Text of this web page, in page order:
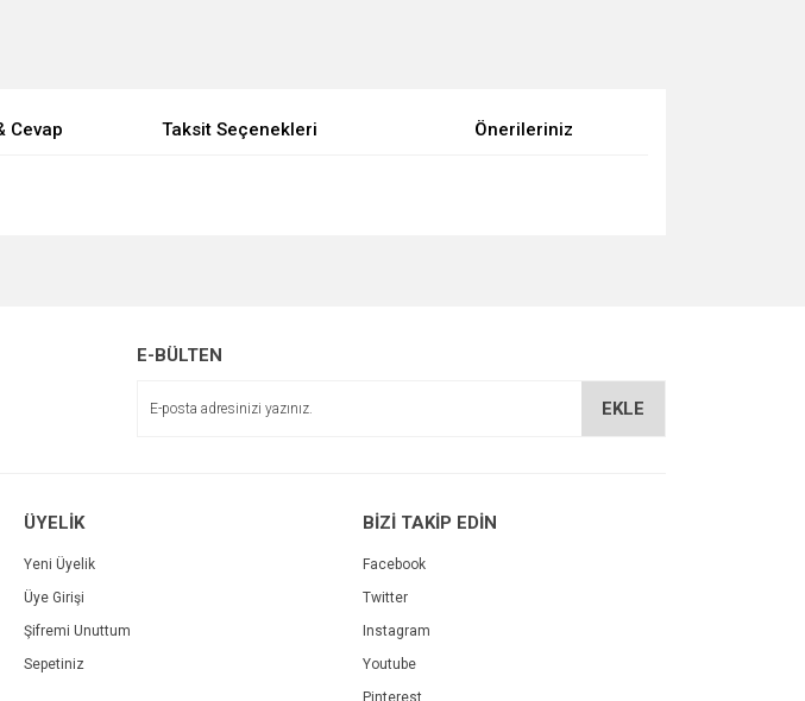
Cevap Taksit Seçenekleri Önerileriniz
E-BÜLTEN
EKLE
ÜYELİK
Yeni Üyelik
Üye Girişi
Şifremi Unuttum
Sepetiniz
BİZİ TAKİP EDİN
Facebook
Twitter
Instagram
Youtube
Pinterest